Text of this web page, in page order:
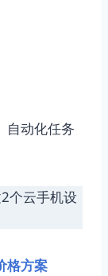
自动化任务
个云手机设
格方案